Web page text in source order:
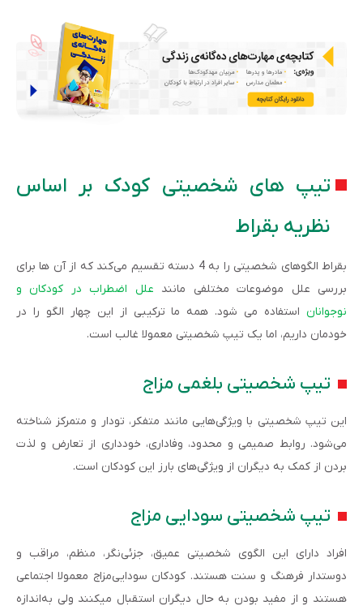
تیپ های شخصیتی کودک بر اساس
نظریه بقراط
بقراط الگوهای شخصیتی را به 4 دسته تقسیم می‌کند که از آن ها برای
بررسی علل موضوعات مختلفی مانند علل اضطراب در کودکان و
نوجوانان استفاده می شود. همه ما ترکیبی از این چهار الگو را در
خودمان داریم، اما یک تیپ شخصیتی معمولا غالب است.
تیپ شخصیتی بلغمی­ مزاج
این تیپ شخصیتی با ویژگی‌هایی مانند متفکر، تودار و متمرکز شناخته
می‌شود. روابط صمیمی و محدود، وفاداری، خودداری از تعارض و لذت
بردن از کمک به دیگران از ویژگی‌های بارز این کودکان است.
تیپ شخصیتی سودایی ­مزاج
افراد دارای این الگوی شخصیتی عمیق، جزئی­‌نگر، منظم، مراقب و
دوستدار فرهنگ و سنت هستند. کودکان سودایی‌­مزاج معمولا اجتماعی
هستند و از مفید بودن به حال دیگران استقبال می­کنند ولی به‌­اندازه